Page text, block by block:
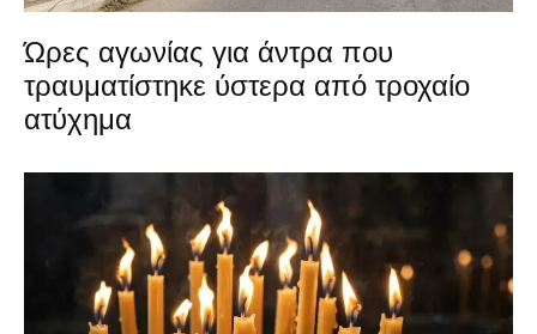
Ώρες αγωνίας για άντρα που
τραυματίστηκε ύστερα από τροχαίο
ατύχημα